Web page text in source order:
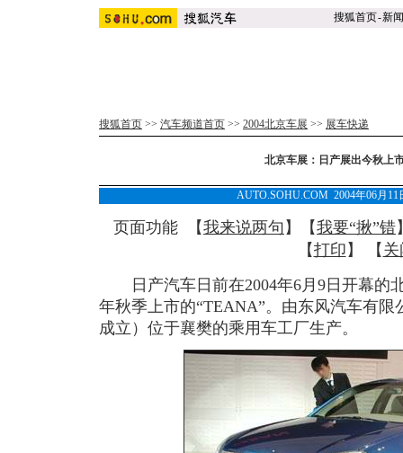
搜狐首页-新闻
搜狐首页 >> 汽车频道首页 >> 2004北京车展 >> 展车快递
北京车展：日产展出今秋上
AUTO.SOHU.COM 2004年06月
页面功能 【我来说两句 】【我要“揪”错
【打印 】 【 关
日产汽车日前在2004年6月9日开幕的
年秋季上市的“TEANA”。由东风汽车有
成立）位于襄樊的乘用车工厂生产。